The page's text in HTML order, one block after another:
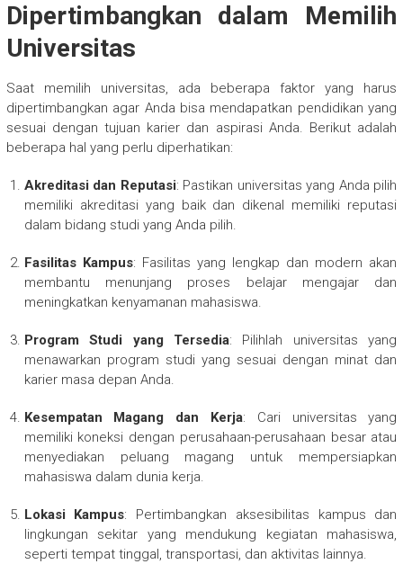
Dipertimbangkan dalam Memilih
Universitas
Saat memilih universitas, ada beberapa faktor yang harus
dipertimbangkan agar Anda bisa mendapatkan pendidikan yang
sesuai dengan tujuan karier dan aspirasi Anda. Berikut adalah
beberapa hal yang perlu diperhatikan:
Akreditasi dan Reputasi: Pastikan universitas yang Anda pilih
memiliki akreditasi yang baik dan dikenal memiliki reputasi
dalam bidang studi yang Anda pilih.
Fasilitas Kampus: Fasilitas yang lengkap dan modern akan
membantu menunjang proses belajar mengajar dan
meningkatkan kenyamanan mahasiswa.
Program Studi yang Tersedia: Pilihlah universitas yang
menawarkan program studi yang sesuai dengan minat dan
karier masa depan Anda.
Kesempatan Magang dan Kerja: Cari universitas yang
memiliki koneksi dengan perusahaan-perusahaan besar atau
menyediakan peluang magang untuk mempersiapkan
mahasiswa dalam dunia kerja.
Lokasi Kampus: Pertimbangkan aksesibilitas kampus dan
lingkungan sekitar yang mendukung kegiatan mahasiswa,
seperti tempat tinggal, transportasi, dan aktivitas lainnya.